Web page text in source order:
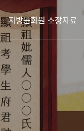
지방문화원 소장자료